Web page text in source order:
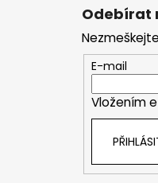
Odebírat
E-mail
Vložením